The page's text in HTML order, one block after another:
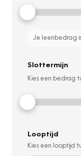
Je leenbedrag
Slottermijn
Kies een bedrag
Looptijd
Kies een looptijd